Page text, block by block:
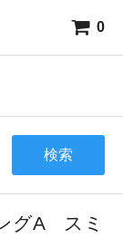
0
検索
グA スミ